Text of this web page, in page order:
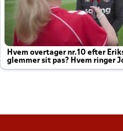
Hvem overtager nr.10 efter
glemmer sit pas? Hvem ringer
altid til efter kampe?